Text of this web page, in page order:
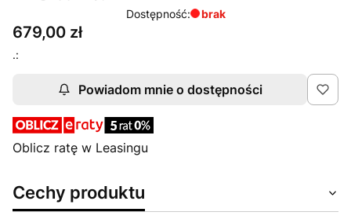
Dostępność:
brak
Cena
679,00 zł
.:
Powiadom mnie o dostępności
Oblicz ratę w Leasingu
Cechy produktu